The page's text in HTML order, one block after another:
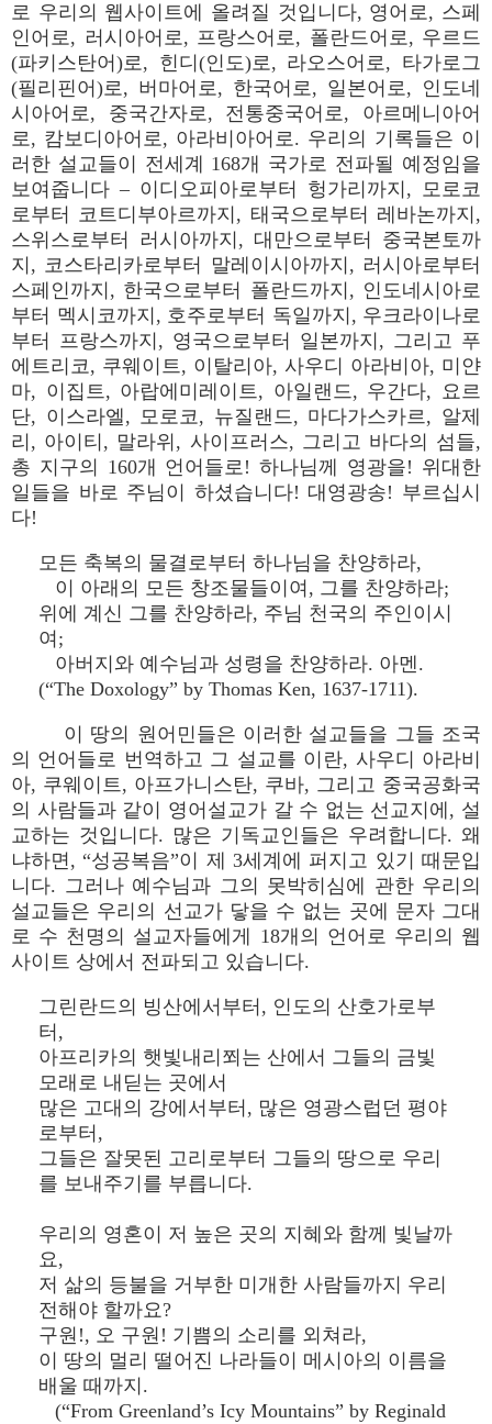
로 우리의 웹사이트에 올려질 것입니다, 영어로, 스페
인어로, 러시아어로, 프랑스어로, 폴란드어로, 우르드
(파키스탄어)로, 힌디(인도)로, 라오스어로, 타가로그
(필리핀어)로, 버마어로, 한국어로, 일본어로, 인도네
시아어로, 중국간자로, 전통중국어로, 아르메니아어
로, 캄보디아어로, 아라비아어로. 우리의 기록들은 이
러한 설교들이 전세계 168개 국가로 전파될 예정임을
보여줍니다 – 이디오피아로부터 헝가리까지, 모로코
로부터 코트디부아르까지, 태국으로부터 레바논까지,
스위스로부터 러시아까지, 대만으로부터 중국본토까
지, 코스타리카로부터 말레이시아까지, 러시아로부터
스페인까지, 한국으로부터 폴란드까지, 인도네시아로
부터 멕시코까지, 호주로부터 독일까지, 우크라이나로
부터 프랑스까지, 영국으로부터 일본까지, 그리고 푸
에트리코, 쿠웨이트, 이탈리아, 사우디 아라비아, 미얀
마, 이집트, 아랍에미레이트, 아일랜드, 우간다, 요르
단, 이스라엘, 모로코, 뉴질랜드, 마다가스카르, 알제
리, 아이티, 말라위, 사이프러스, 그리고 바다의 섬들,
총 지구의 160개 언어들로! 하나님께 영광을! 위대한
일들을 바로 주님이 하셨습니다! 대영광송! 부르십시
다!
모든 축복의 물결로부터 하나님을 찬양하라,
이 아래의 모든 창조물들이여, 그를 찬양하라;
위에 계신 그를 찬양하라, 주님 천국의 주인이시
여;
아버지와 예수님과 성령을 찬양하라. 아멘.
(“The Doxology” by Thomas Ken, 1637-1711).
이 땅의 원어민들은 이러한 설교들을 그들 조국
의 언어들로 번역하고 그 설교를 이란, 사우디 아라비
아, 쿠웨이트, 아프가니스탄, 쿠바, 그리고 중국공화국
의 사람들과 같이 영어설교가 갈 수 없는 선교지에, 설
교하는 것입니다. 많은 기독교인들은 우려합니다. 왜
냐하면, “성공복음”이 제 3세계에 퍼지고 있기 때문입
니다. 그러나 예수님과 그의 못박히심에 관한 우리의
설교들은 우리의 선교가 닿을 수 없는 곳에 문자 그대
로 수 천명의 설교자들에게 18개의 언어로 우리의 웹
사이트 상에서 전파되고 있습니다.
그린란드의 빙산에서부터, 인도의 산호가로부
터,
아프리카의 햇빛내리쬐는 산에서 그들의 금빛
모래로 내딛는 곳에서
많은 고대의 강에서부터, 많은 영광스럽던 평야
로부터,
그들은 잘못된 고리로부터 그들의 땅으로 우리
를 보내주기를 부릅니다.
우리의 영혼이 저 높은 곳의 지혜와 함께 빛날까
요,
저 삶의 등불을 거부한 미개한 사람들까지 우리
전해야 할까요?
구원!, 오 구원! 기쁨의 소리를 외쳐라,
이 땅의 멀리 떨어진 나라들이 메시아의 이름을
배울 때까지.
(“From Greenland’s Icy Mountains” by Reginald